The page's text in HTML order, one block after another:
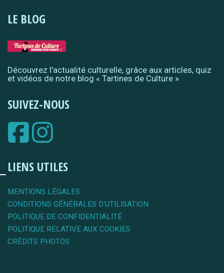
LE BLOG
Découvrez l'actualité culturelle, grâce aux articles, quiz
et vidéos de notre blog « Tartines de Culture »
SUIVEZ-NOUS
LIENS UTILES
MENTIONS LÉGALES
CONDITIONS GÉNÉRALES D'UTILISATION
POLITIQUE DE CONFIDENTIALITÉ
POLITIQUE RELATIVE AUX COOKIES
CRÉDITS PHOTOS